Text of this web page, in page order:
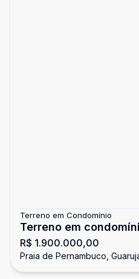
Terreno em Condomínio
Terreno em
Park Lane, Guarujá
R$ 1.900.000,00
Praia de Pernambuco,